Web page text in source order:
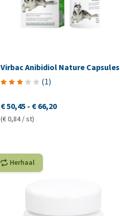
Virbac Anibidiol Nature Capsules
(1)
€ 50,45- € 66,20
(€ 0,84 / st)
Herhaal